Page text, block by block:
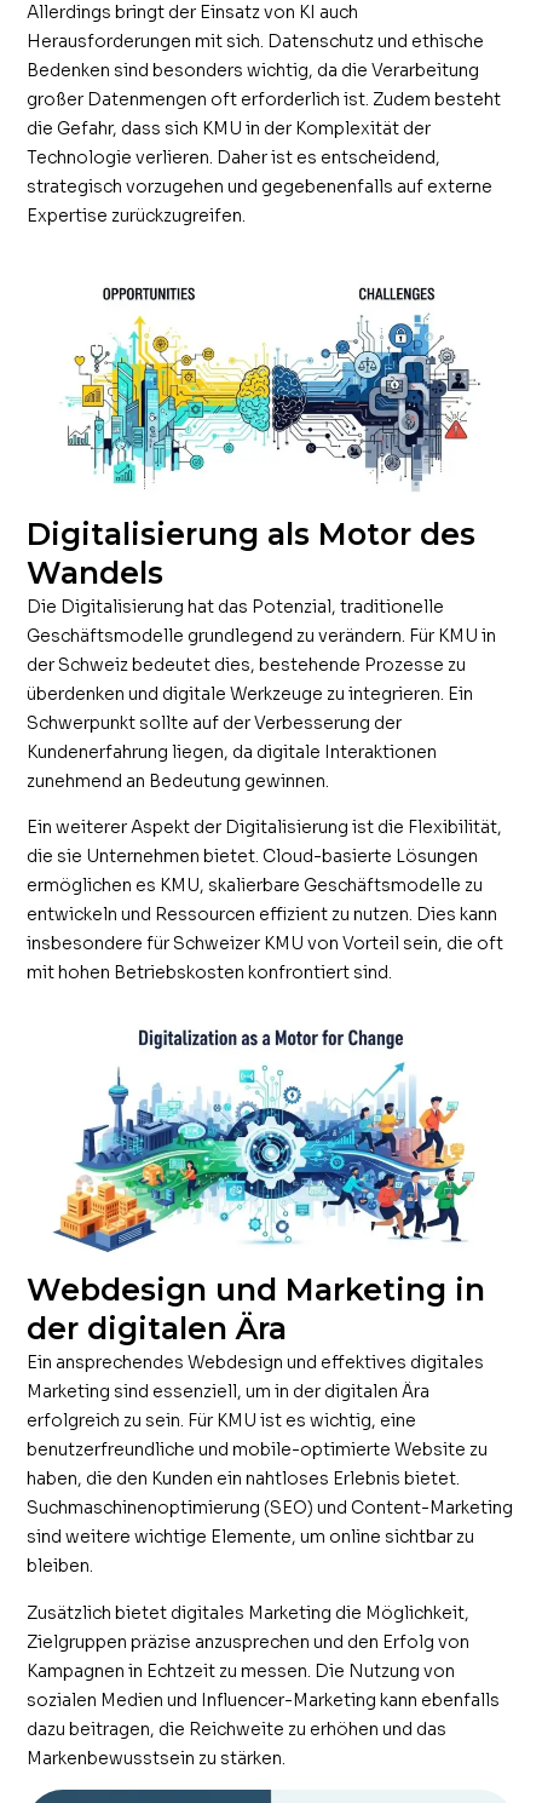
Allerdings bringt der Einsatz von KI auch
Herausforderungen mit sich. Datenschutz und ethische
Bedenken sind besonders wichtig, da die Verarbeitung
großer Datenmengen oft erforderlich ist. Zudem besteht
die Gefahr, dass sich KMU in der Komplexität der
Technologie verlieren. Daher ist es entscheidend,
strategisch vorzugehen und gegebenenfalls auf externe
Expertise zurückzugreifen.
Digitalisierung als Motor des
Wandels
Die Digitalisierung hat das Potenzial, traditionelle
Geschäftsmodelle grundlegend zu verändern. Für KMU in
der Schweiz bedeutet dies, bestehende Prozesse zu
überdenken und digitale Werkzeuge zu integrieren. Ein
Schwerpunkt sollte auf der Verbesserung der
Kundenerfahrung liegen, da digitale Interaktionen
zunehmend an Bedeutung gewinnen.
Ein weiterer Aspekt der Digitalisierung ist die Flexibilität,
die sie Unternehmen bietet. Cloud-basierte Lösungen
ermöglichen es KMU, skalierbare Geschäftsmodelle zu
entwickeln und Ressourcen effizient zu nutzen. Dies kann
insbesondere für Schweizer KMU von Vorteil sein, die oft
mit hohen Betriebskosten konfrontiert sind.
Webdesign und Marketing in
der digitalen Ära
Ein ansprechendes Webdesign und effektives digitales
Marketing sind essenziell, um in der digitalen Ära
erfolgreich zu sein. Für KMU ist es wichtig, eine
benutzerfreundliche und mobile-optimierte Website zu
haben, die den Kunden ein nahtloses Erlebnis bietet.
Suchmaschinenoptimierung (SEO) und Content-Marketing
sind weitere wichtige Elemente, um online sichtbar zu
bleiben.
Zusätzlich bietet digitales Marketing die Möglichkeit,
Zielgruppen präzise anzusprechen und den Erfolg von
Kampagnen in Echtzeit zu messen. Die Nutzung von
sozialen Medien und Influencer-Marketing kann ebenfalls
dazu beitragen, die Reichweite zu erhöhen und das
Markenbewusstsein zu stärken.